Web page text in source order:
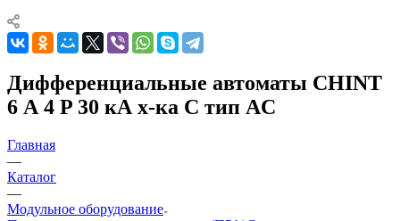
Дифференциальные автоматы CHINT
6 А 4 P 30 кА х-ка C тип AC
Главная
—
Каталог
—
Модульное оборудование